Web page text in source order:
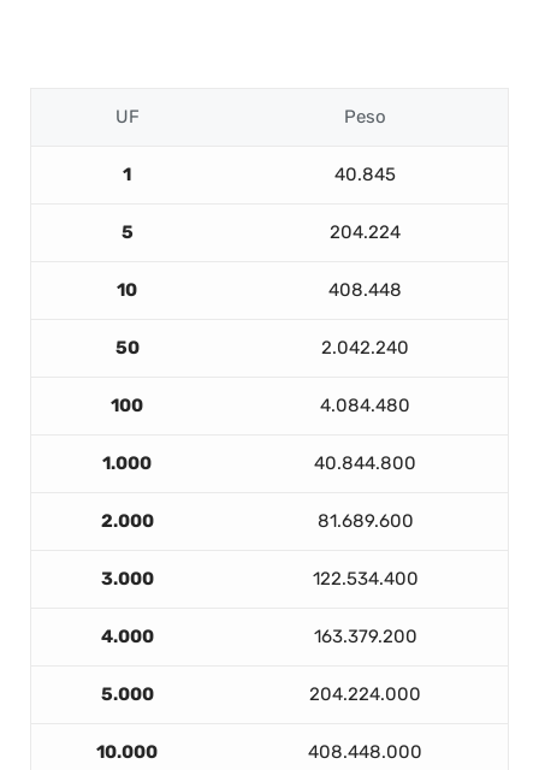
UF Peso
1 40.845
5 204.224
10 408.448
50 2.042.240
100 4.084.480
1.000 40.844.800
2.000 81.689.600
3.000 122.534.400
4.000 163.379.200
5.000 204.224.000
10.000 408.448.000